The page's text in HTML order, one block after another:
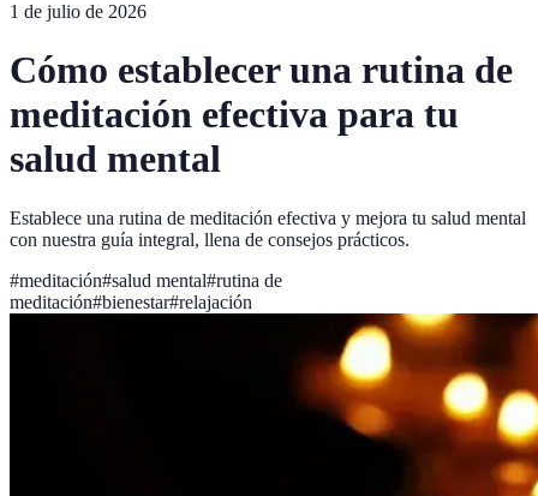
1 de julio de 2026
Cómo establecer una rutina de
meditación efectiva para tu
salud mental
Establece una rutina de meditación efectiva y mejora tu salud mental
con nuestra guía integral, llena de consejos prácticos.
#meditación#salud mental#rutina de
meditación#bienestar#relajación